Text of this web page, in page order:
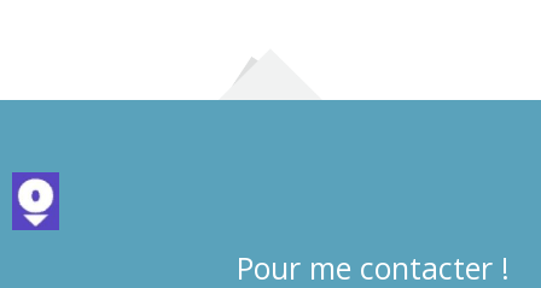
Pour me contacter !